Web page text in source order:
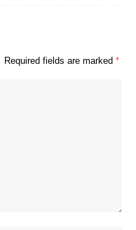
Required fields are marked *